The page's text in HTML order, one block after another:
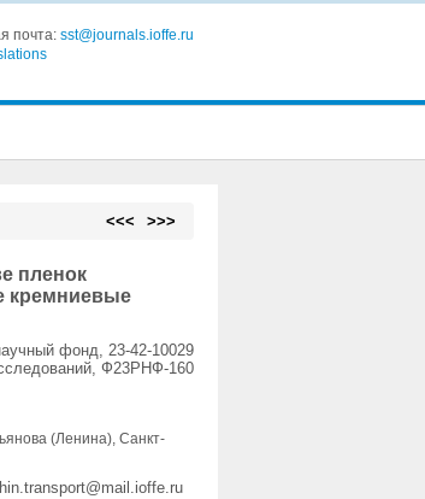
почта: sst@journals.ioffe.ru
<<< >>>
пленок
кремниевые
фонд, 23-42-10029
Ф23РНФ-160
(Ленина), Санкт-